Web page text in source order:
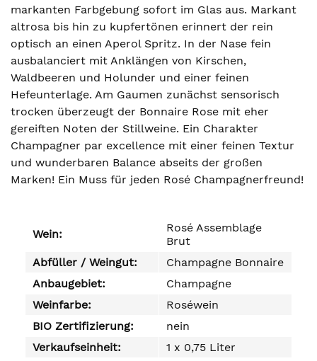
markanten Farbgebung sofort im Glas aus. Markant
altrosa bis hin zu kupfertönen erinnert der rein
optisch an einen Aperol Spritz. In der Nase fein
ausbalanciert mit Anklängen von Kirschen,
Waldbeeren und Holunder und einer feinen
Hefeunterlage. Am Gaumen zunächst sensorisch
trocken überzeugt der Bonnaire Rose mit eher
gereiften Noten der Stillweine. Ein Charakter
Champagner par excellence mit einer feinen Textur
und wunderbaren Balance abseits der großen
Marken! Ein Muss für jeden Rosé Champagnerfreund!
Wein:
Rosé Assemblage
Brut
Abfüller / Weingut:
Champagne Bonnaire
Anbaugebiet:
Champagne
Weinfarbe:
Roséwein
BIO Zertifizierung:
nein
Verkaufseinheit:
1 x 0,75 Liter